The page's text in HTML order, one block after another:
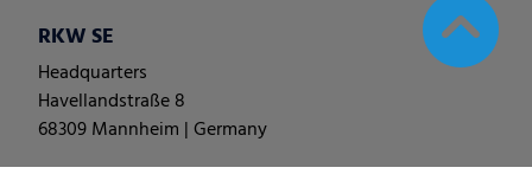
RKW SE
Headquarters
Havellandstraße 8
68309 Mannheim | Germany